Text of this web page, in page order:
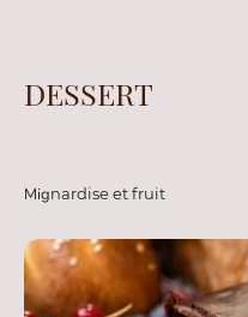
DESSERT
Mignardise et fruit